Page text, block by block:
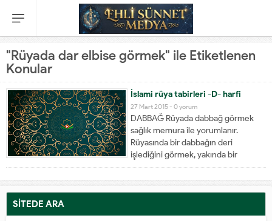
"Rüyada dar elbise görmek" ile Etiketlenen
Konular
İslami rüya tabirleri -D- harfi
27 Mart 2015 - 0 yorum
DABBAĞ Rüyada dabbağ görmek
sağlık memura ile yorumlanır.
Rüyasında bir dabbağın deri
işlediğini görmek, yakında bir
ameliyat geçireceğine veya bir
akrabasının ameliyat olacağına
delalet eder. Kendisini bir deri
ziyaret edeceğine; dabbağla
SİTEDE ARA